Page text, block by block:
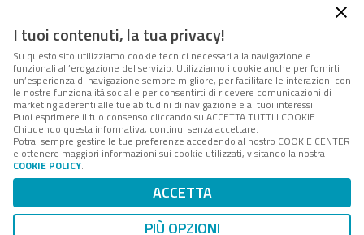
Forumpa.itè una pubblicazione telematica iscritta
presso Registro della stampa del Tribunale di Roma -
Reg. n. 182 del 2 maggio 2008 - Direttore resp. Michela
Stentella
FPA s.r.l. è società soggetta a Direzione e
Coordinamento da parte di Digital360 S.p.A. - FPA s.r.l.
è un'azienda certificata per il sistema di management
Codice Fiscale/Partita IVA n. 10693191008 - R.E.A. Roma
n. 1249791. ISP AWS
Mappa del sito
I tuoi contenuti, la tua privacy!
Su questo sito utilizziamo cookie tecnici necessari alla navigazione e
funzionali all’erogazione del servizio. Utilizziamo i cookie anche per fornirti
un’esperienza di navigazione sempre migliore, per facilitare le interazioni con
le nostre funzionalità social e per consentirti di ricevere comunicazioni di
marketing aderenti alle tue abitudini di navigazione e ai tuoi interessi.
Puoi esprimere il tuo consenso cliccando su ACCETTA TUTTI I COOKIE.
Chiudendo questa informativa, continui senza accettare.
Potrai sempre gestire le tue preferenze accedendo al nostro COOKIE CENTER
e ottenere maggiori informazioni sui cookie utilizzati, visitando la nostra
COOKIE POLICY.
ACCETTA
PIÙ OPZIONI